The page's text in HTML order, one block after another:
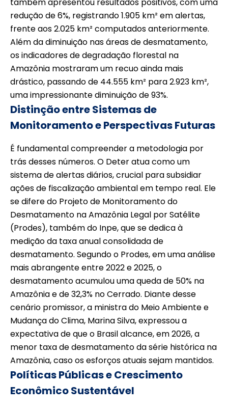
também apresentou resultados positivos, com uma
redução de 6%, registrando 1.905 km² em alertas,
frente aos 2.025 km² computados anteriormente.
Além da diminuição nas áreas de desmatamento,
os indicadores de degradação florestal na
Amazônia mostraram um recuo ainda mais
drástico, passando de 44.555 km² para 2.923 km²,
uma impressionante diminuição de 93%.
Distinção entre Sistemas de
Monitoramento e Perspectivas Futuras
É fundamental compreender a metodologia por
trás desses números. O Deter atua como um
sistema de alertas diários, crucial para subsidiar
ações de fiscalização ambiental em tempo real. Ele
se difere do Projeto de Monitoramento do
Desmatamento na Amazônia Legal por Satélite
(Prodes), também do Inpe, que se dedica à
medição da taxa anual consolidada de
desmatamento. Segundo o Prodes, em uma análise
mais abrangente entre 2022 e 2025, o
desmatamento acumulou uma queda de 50% na
Amazônia e de 32,3% no Cerrado. Diante desse
cenário promissor, a ministra do Meio Ambiente e
Mudança do Clima, Marina Silva, expressou a
expectativa de que o Brasil alcance, em 2026, a
menor taxa de desmatamento da série histórica na
Amazônia, caso os esforços atuais sejam mantidos.
Políticas Públicas e Crescimento
Econômico Sustentável